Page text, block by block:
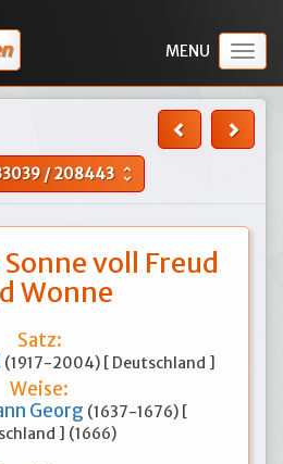
/208443 unfold_more
voll Freud
Wonne
Satz:
(1917-2004) [ Deutschland ]
Weise:
Georg (1637-1676) [
] (1666)